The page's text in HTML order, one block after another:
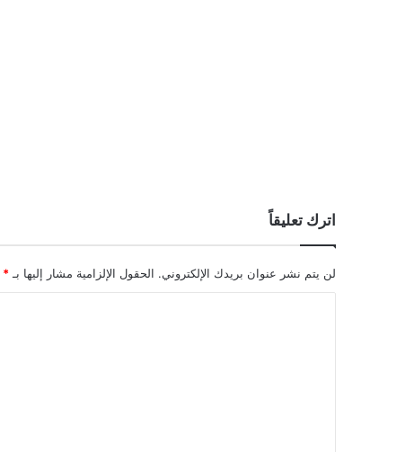
اترك تعليقاً
لن يتم نشر عنوان بريدك الإلكتروني. الحقول الإلزامية مشار إليها بـ *